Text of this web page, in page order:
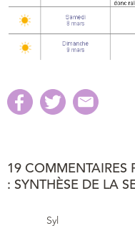
19 COMMENTAIRES
: SYNTHÈSE DE LA
Syl